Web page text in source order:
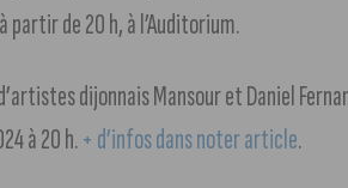
partir de 20 h, à l’Auditorium.
dijonnais Mansour et Daniel
à 20 h.+ d’infos dans noter article.